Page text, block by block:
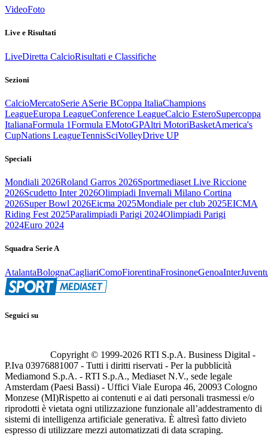
VideoFoto
Live e Risultati
LiveDiretta CalcioRisultati e Classifiche
Sezioni
CalcioMercatoSerie ASerie BCoppa ItaliaChampions
LeagueEuropa LeagueConference LeagueCalcio EsteroSupercoppa
ItalianaFormula 1Formula EMotoGPAltri MotoriBasketAmerica's
CupNations LeagueTennisSciVolleyDrive UP
Speciali
Mondiali 2026Roland Garros 2026Sportmediaset Live Riccione
2026Scudetto Inter 2026Olimpiadi Invernali Milano Cortina
2026Super Bowl 2026Eicma 2025Mondiale per club 2025EICMA
Riding Fest 2025Paralimpiadi Parigi 2024Olimpiadi Parigi
2024Euro 2024
Squadra Serie A
AtalantaBolognaCagliariComoFiorentinaFrosinoneGenoaInter
Seguici su
Copyright © 1999-2026 RTI S.p.A. Business Digital -
P.Iva 03976881007 - Tutti i diritti riservati - Per la pubblicità
Mediamond S.p.A. - RTI S.p.A., Mediaset N.V., sede legale
Amsterdam (Paesi Bassi) - Uffici Viale Europa 46, 20093 Cologno
Monzese (MI)Rispetto ai contenuti e ai dati personali trasmessi e/o
riprodotti è vietata ogni utilizzazione funzionale all’addestramento di
sistemi di intelligenza artificiale generativa. È altresì fatto divieto
espresso di utilizzare mezzi automatizzati di data scraping.